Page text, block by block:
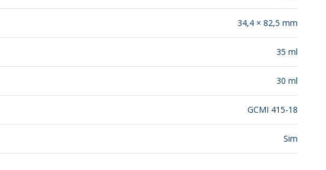
34,4 × 82,5 mm
35 ml
30 ml
GCMI 415-18
Sim